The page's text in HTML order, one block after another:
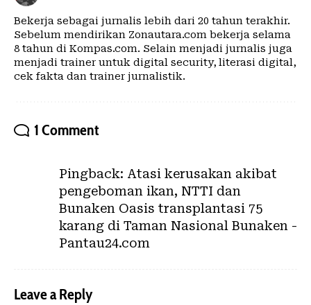
Bekerja sebagai jurnalis lebih dari 20 tahun terakhir.
Sebelum mendirikan Zonautara.com bekerja selama
8 tahun di Kompas.com. Selain menjadi jurnalis juga
menjadi trainer untuk digital security, literasi digital,
cek fakta dan trainer jurnalistik.
1 Comment
Pingback: Atasi kerusakan akibat
pengeboman ikan, NTTI dan
Bunaken Oasis transplantasi 75
karang di Taman Nasional Bunaken -
Pantau24.com
Leave a Reply